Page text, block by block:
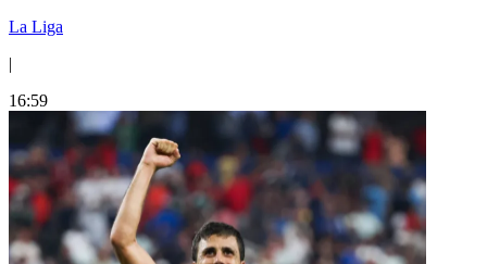
La Liga
|
16:59